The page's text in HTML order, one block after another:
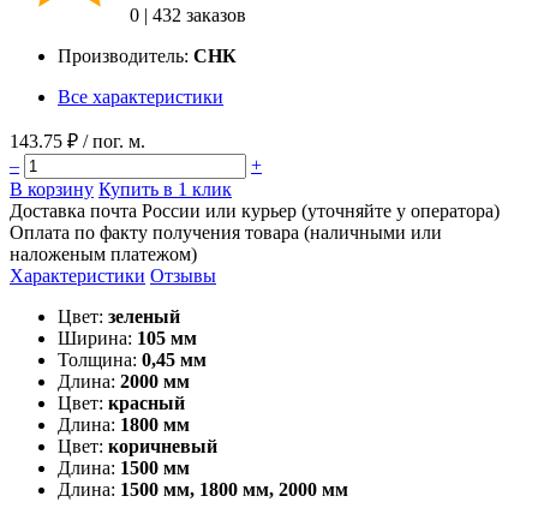
0 | 432 заказов
Производитель: СНК
Все характеристики
143.75 ₽ / пог. м.
–
+
В корзину Купить в 1 клик
Доставка почта России или курьер (уточняйте у оператора)
Оплата по факту получения товара (наличными или
наложеным платежом)
Характеристики Отзывы
Цвет: зеленый
Ширина: 105 мм
Толщина: 0,45 мм
Длина: 2000 мм
Цвет: красный
Длина: 1800 мм
Цвет: коричневый
Длина: 1500 мм
Длина: 1500 мм, 1800 мм, 2000 мм